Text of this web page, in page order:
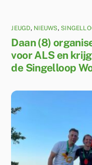
JEUGD, NIEUWS,
Daan (8)
voor ALS en
de Singelloop